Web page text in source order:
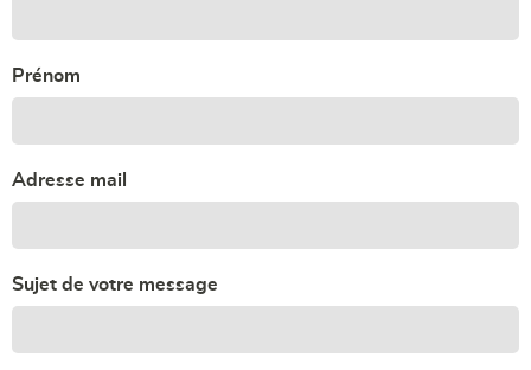
Prénom
Adresse mail
Sujet de votre message